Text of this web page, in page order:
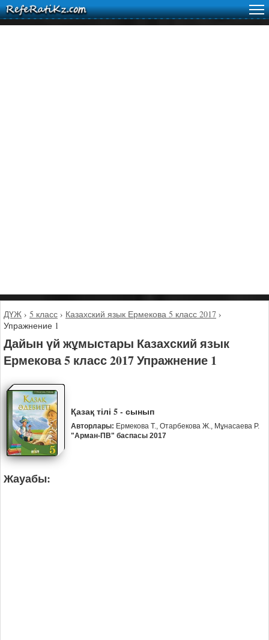
ДҮЖ › 5 класс › Казахский язык Ермекова 5 класс 2017 ›
Упражнение 1
Дайын үй жұмыстары Казахский язык
Ермекова 5 класс 2017 Упражнение 1
Қазақ тілі 5 - сынып
Авторлары: Ермекова Т., Отарбекова Ж., Мұнасаева Р.
"Арман-ПВ" баспасы 2017
Жауабы: